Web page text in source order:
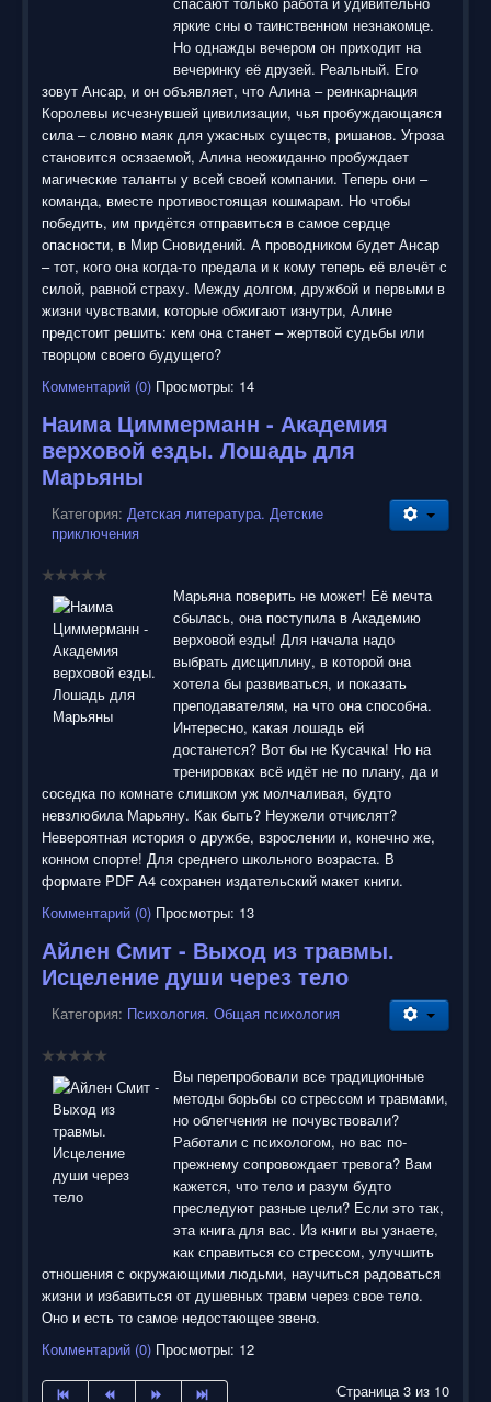
яркие сны о таинственном незнакомце.
Но однажды вечером он приходит на
вечеринку её друзей. Реальный. Его
зовут Ансар, и он объявляет, что Алина – реинкарнация
Королевы исчезнувшей цивилизации, чья пробуждающаяся
сила – словно маяк для ужасных существ, ришанов. Угроза
становится осязаемой, Алина неожиданно пробуждает
магические таланты у всей своей компании. Теперь они –
команда, вместе противостоящая кошмарам. Но чтобы
победить, им придётся отправиться в самое сердце
опасности, в Мир Сновидений. А проводником будет Ансар
– тот, кого она когда-то предала и к кому теперь её влечёт с
силой, равной страху. Между долгом, дружбой и первыми в
жизни чувствами, которые обжигают изнутри, Алине
предстоит решить: кем она станет – жертвой судьбы или
творцом своего будущего?
Комментарий (0) Просмотры: 14
Наима Циммерманн - Академия
верховой езды. Лошадь для
Марьяны
Категория: Детская литература. Детские
приключения
Марьяна поверить не может! Её мечта
сбылась, она поступила в Академию
верховой езды! Для начала надо
выбрать дисциплину, в которой она
хотела бы развиваться, и показать
преподавателям, на что она способна.
Интересно, какая лошадь ей
достанется? Вот бы не Кусачка! Но на
тренировках всё идёт не по плану, да и
соседка по комнате слишком уж молчаливая, будто
невзлюбила Марьяну. Как быть? Неужели отчислят?
Невероятная история о дружбе, взрослении и, конечно же,
конном спорте! Для среднего школьного возраста. В
формате PDF A4 сохранен издательский макет книги.
Комментарий (0) Просмотры: 13
Айлен Смит - Выход из травмы.
Исцеление души через тело
Категория: Психология. Общая психология
Вы перепробовали все традиционные
методы борьбы со стрессом и травмами,
но облегчения не почувствовали?
Работали с психологом, но вас по-
прежнему сопровождает тревога? Вам
кажется, что тело и разум будто
преследуют разные цели? Если это так,
эта книга для вас. Из книги вы узнаете,
как справиться со стрессом, улучшить
отношения с окружающими людьми, научиться радоваться
жизни и избавиться от душевных травм через свое тело.
Оно и есть то самое недостающее звено.
Комментарий (0) Просмотры: 12
Страница 3 из 10